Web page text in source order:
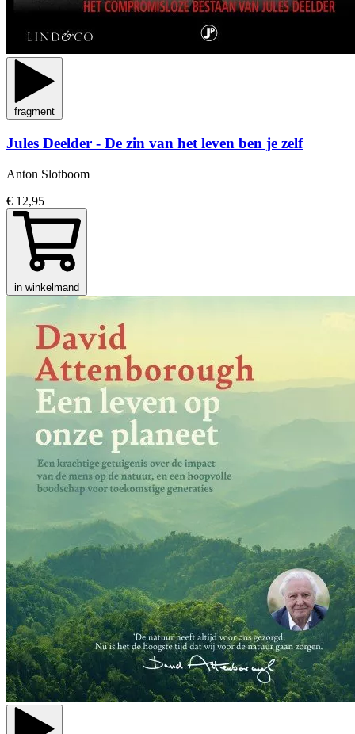
fragment
Jules Deelder - De zin van het leven ben je zelf
Anton Slotboom
€ 12,95
in winkelmand